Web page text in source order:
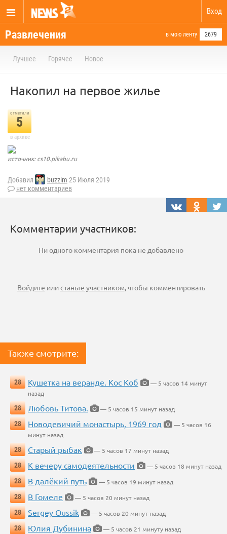
Вход
Развлечения в мою ленту 2679
Лучшее Горячее Новое
Накопил на первое жилье
отметили
5
в архиве
источник: cs10.pikabu.ru
Добавил buzzim 25 Июля 2019
нет комментариев
Комментарии участников:
Ни одного комментария пока не добавлено
Войдите илистаньте участником, чтобы комментировать
Также смотрите:
28 Кушетка на веранде. Кос Коб
— 5 часов 14 минут
назад
28
Любовь Титова.
— 5 часов 15 минут назад
28
Новодевичий монастырь, 1969 год
— 5 часов 16
минут назад
28
Старый рыбак
— 5 часов 17 минут назад
28
К вечеру самодеятельности
— 5 часов 18 минут назад
28
В далёкий путь
— 5 часов 19 минут назад
28
В Гомеле
— 5 часов 20 минут назад
28
Sergey Oussik
— 5 часов 20 минут назад
28
Юлия Дубинина
— 5 часов 21 минуту назад